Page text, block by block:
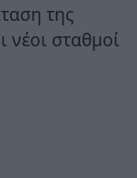
της
νέοι σταθμοί